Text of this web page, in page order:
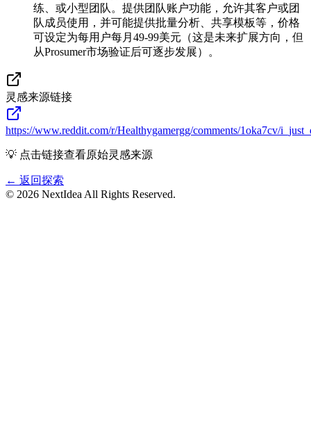
练、或小型团队。提供团队账户功能，允许其客户或团
队成员使用，并可能提供批量分析、共享模板等，价格
可设定为每用户每月49-99美元（这是未来扩展方向，但
从Prosumer市场验证后可逐步发展）。
灵感来源链接
https://www.reddit.com/r/Healthygamergg/comments/1oka7cv/
💡 点击链接查看原始灵感来源
← 返回探索
© 2026 NextIdea All Rights Reserved.